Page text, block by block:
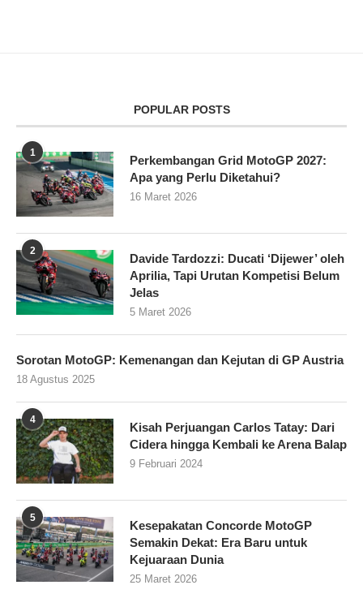
POPULAR POSTS
1
Perkembangan Grid MotoGP 2027:
Apa yang Perlu Diketahui?
16 Maret 2026
2
Davide Tardozzi: Ducati ‘Dijewer’ oleh
Aprilia, Tapi Urutan Kompetisi Belum
Jelas
5 Maret 2026
Sorotan MotoGP: Kemenangan dan Kejutan di GP Austria
18 Agustus 2025
4
Kisah Perjuangan Carlos Tatay: Dari
Cidera hingga Kembali ke Arena Balap
9 Februari 2024
5
Kesepakatan Concorde MotoGP
Semakin Dekat: Era Baru untuk
Kejuaraan Dunia
25 Maret 2026